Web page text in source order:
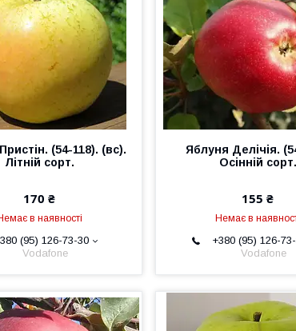
(54-118). (вс).
Літній сорт.
170 ₴
в наявності
(95) 126-73-30
Vodafone
Яблуня Делічія.
Осінній сорт.
155 ₴
Немає в
+380 (95) 126-
Vodafone